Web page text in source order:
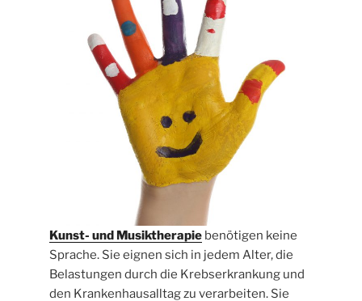
Kunst- und Musiktherapie benötigen keine
Sprache. Sie eignen sich in jedem Alter, die
Belastungen durch die Krebserkrankung und
den Krankenhausalltag zu verarbeiten. Sie